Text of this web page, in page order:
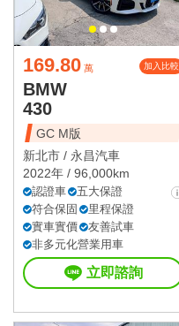
169.80 萬 加入比較
BMW
430
GC M版
新北市 / 永昌汽車
2022年 / 96,000km
認證車
五大保證
符合保固
里程保證
實車實價
友善試車
非多元化營業用車
立即諮詢